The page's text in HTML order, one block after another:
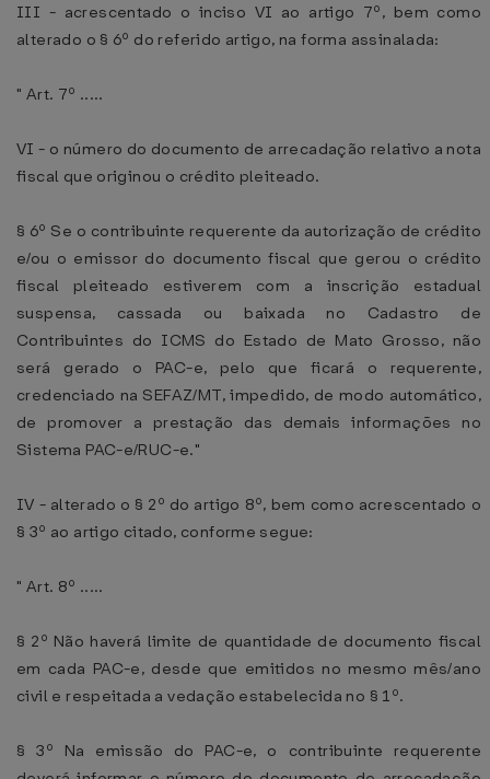
III - acrescentado o inciso VI ao artigo 7º, bem como
alterado o § 6º do referido artigo, na forma assinalada:
" Art. 7º .....
VI - o número do documento de arrecadação relativo a nota
fiscal que originou o crédito pleiteado.
§ 6º Se o contribuinte requerente da autorização de crédito
e/ou o emissor do documento fiscal que gerou o crédito
fiscal pleiteado estiverem com a inscrição estadual
suspensa, cassada ou baixada no Cadastro de
Contribuintes do ICMS do Estado de Mato Grosso, não
será gerado o PAC-e, pelo que ficará o requerente,
credenciado na SEFAZ/MT, impedido, de modo automático,
de promover a prestação das demais informações no
Sistema PAC-e/RUC-e."
IV - alterado o § 2º do artigo 8º, bem como acrescentado o
§ 3º ao artigo citado, conforme segue:
" Art. 8º .....
§ 2º Não haverá limite de quantidade de documento fiscal
em cada PAC-e, desde que emitidos no mesmo mês/ano
civil e respeitada a vedação estabelecida no § 1º.
§ 3º Na emissão do PAC-e, o contribuinte requerente